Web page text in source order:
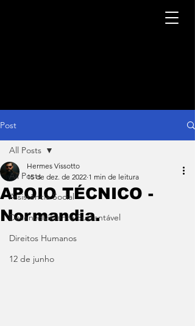
Post
All Posts
Assistência Social
Desenvolvimento Sustentável
Direitos Humanos
12 de junho
All Posts
APOIO TÉCNICO -
Normandia.
Hermes Vissotto
15 de dez. de 2022 1 min de leitura